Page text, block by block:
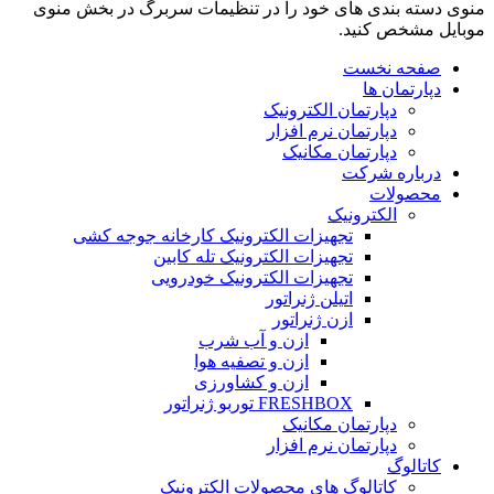
منوی دسته بندی های خود را در تنظیمات سربرگ در بخش منوی
موبایل مشخص کنید.
صفحه نخست
دپارتمان ها
دپارتمان الکترونیک
دپارتمان نرم افزار
دپارتمان مکانیک
درباره شرکت
محصولات
الکترونیک
تجهیزات الکترونیک کارخانه جوجه کشی
تجهیزات الکترونیک تله کابین
تجهیزات الکترونیک خودرویی
اتیلن ژنراتور
ازن ژنراتور
ازن و آب شرب
ازن و تصفیه هوا
ازن و کشاورزی
FRESHBOX توربو ژنراتور
دپارتمان مکانیک
دپارتمان نرم افزار
کاتالوگ
کاتالوگ های محصولات الکترونیک